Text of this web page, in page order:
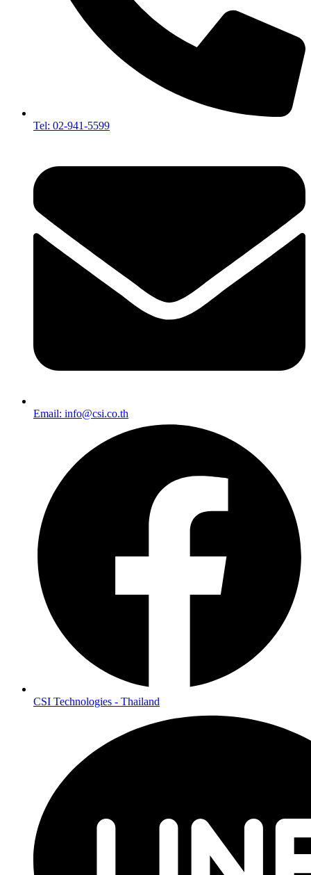
Tel: 02-941-5599
Email: info@csi.co.th
CSI Technologies - Thailand